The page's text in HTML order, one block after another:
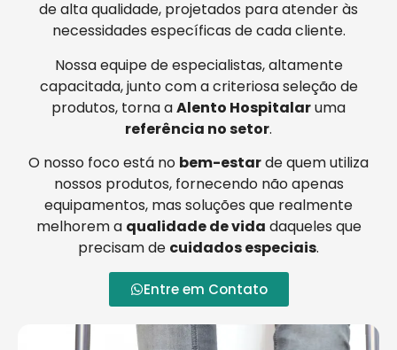
de alta qualidade, projetados para atender às
necessidades específicas de cada cliente.
Nossa equipe de especialistas, altamente
capacitada, junto com a criteriosa seleção de
produtos, torna aAlento Hospitalaruma
referência no setor.
O nosso foco está no bem-estarde quem utiliza
nossos produtos, fornecendo não apenas
equipamentos, mas soluções que realmente
melhorem a qualidade de vida daqueles que
precisam de cuidados especiais.
Entre em Contato